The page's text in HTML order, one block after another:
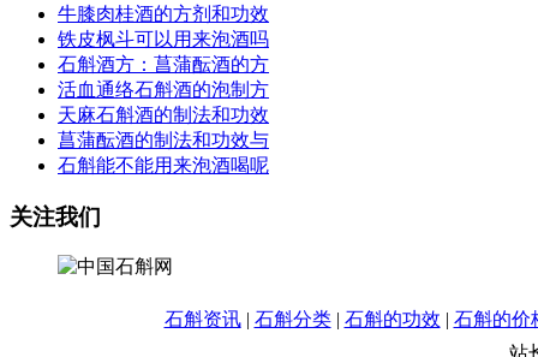
牛膝肉桂酒的方剂和功效
铁皮枫斗可以用来泡酒吗
石斛酒方：菖蒲酝酒的方
活血通络石斛酒的泡制方
天麻石斛酒的制法和功效
菖蒲酝酒的制法和功效与
石斛能不能用来泡酒喝呢
关注我们
石斛资讯| 石斛分类| 石斛的功效 | 石斛的价